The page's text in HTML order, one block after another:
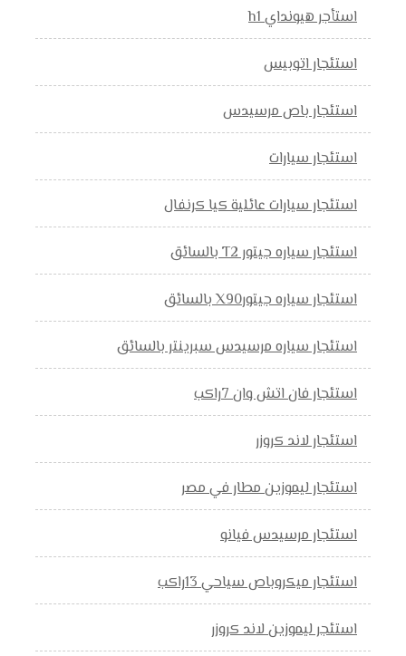
استأجر هيونداي h1
استئجار اتوبيس
استئجار باص مرسيدس
استئجار سيارات
استئجار سيارات عائلية كيا كرنفال
استئجار سياره جيتور T2 بالسائق
استئجار سياره جيتورX90 بالسائق
استئجار سياره مرسيدس سبرينتر بالسائق
استئجار فان اتش وان 7راكب
استئجار لاند كروزر
استئجار ليموزين مطار في مصر
استئجار مرسيدس فيانو
استئجار ميكروباص سياحي 13راكب
استئجر ليموزين لاند كروزر